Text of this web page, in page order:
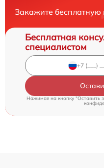
Закажите бесплатную
Бесплатная
специалистом
Нажимая на кнопку "Оставить